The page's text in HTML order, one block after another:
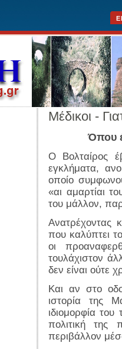
Μέδικοι -
Όπου
Ο Βολταίρος
εγκλήματα,
οποίο
«αι αμαρτίαι
του μάλλον,
Ανατρέχοντας
που καλύπτει
οι
τουλάχιστον
δεν είναι ούτε
Και αν στο
ιστορία της
ιδιομορφία
πολιτική
περιβάλλον